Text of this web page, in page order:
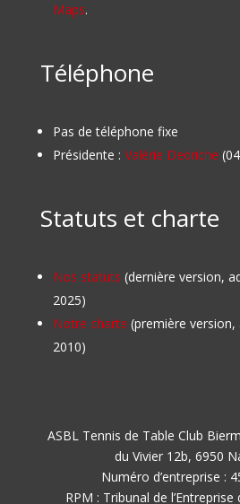
Maps.
Téléphone
Pas de téléphone fixe
Présidente : Valérie Dedriche
Statuts et charte
Nos statuts (dernière version,
2025)
Notre charte (première
2010)
ASBL Tennis de Table Club
du Vivier 12b, 6950
Numéro d’entreprise :
RPM : Tribunal de